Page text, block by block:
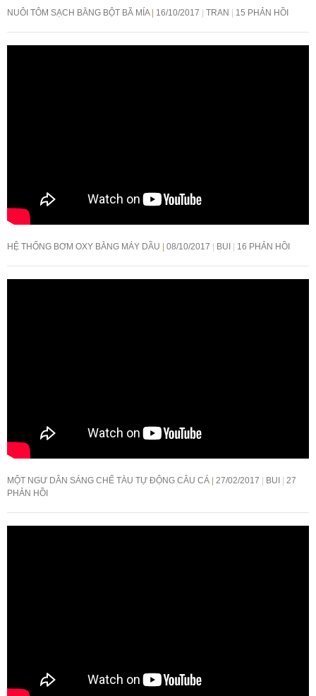
NUÔI TÔM SẠCH BẰNG BỘT BÃ MÍA 16/10/2017 TRAN 15 PHẢN HỒI
HỆ THỐNG BƠM OXY BẰNG MÁY DẦU 08/10/2017 BUI 16 PHẢN HỒI
MỘT NGƯ DÂN SÁNG CHẾ TÀU TỰ ĐỘNG CÂU CÁ 27/02/2017 BUI
27
PHẢN HỒI